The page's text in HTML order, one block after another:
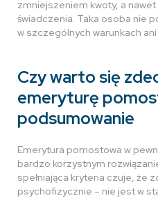
zmniejszeniem kwoty, a
świadczenia. Taka osoba nie
w szczególnych warunkach
Czy warto się
emeryturę
podsumowanie
Emerytura pomostowa w
bardzo korzystnym
spełniająca kryteria czuje, że
psychofizycznie – nie jest w